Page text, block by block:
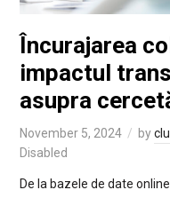
Încurajarea
impactul
asupra
November 5, 2024 by
Disabled
De la bazele de date